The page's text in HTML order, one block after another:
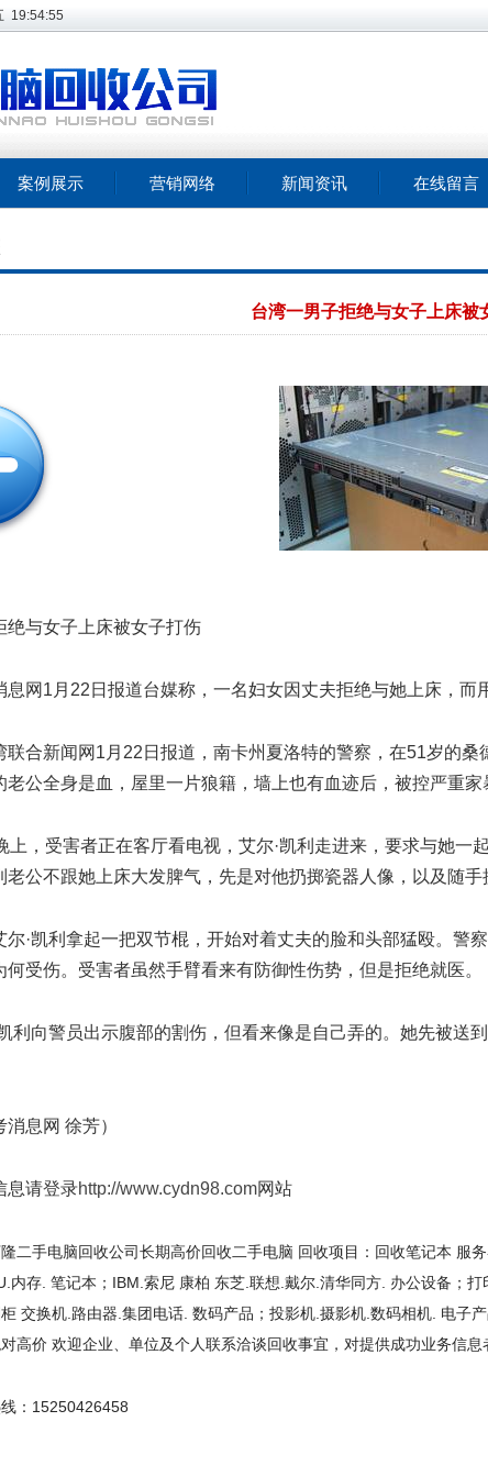
19:54:55
案例展示 营销网络 新闻资讯 在线留言
台湾一男子拒绝与女子上床被
绝与女子上床被女子打伤
息网1月22日报道台媒称，一名妇女因丈夫拒绝与她上床，而
联合新闻网1月22日报道，南卡州夏洛特的警察，在51岁的
老公全身是血，屋里一片狼籍，墙上也有血迹后，被控严重家
上，受害者正在客厅看电视，艾尔·凯利走进来，要求与她一
老公不跟她上床大发脾气，先是对他扔掷瓷器人像，以及随手
尔·凯利拿起一把双节棍，开始对着丈夫的脸和头部猛殴。警
何受伤。受害者虽然手臂看来有防御性伤势，但是拒绝就医。
利向警员出示腹部的割伤，但看来像是自己弄的。她先被送
消息网 徐芳）
息请登录http://www.cydn98.com网站
二手电脑回收公司长期高价回收二手电脑 回收项目：回收笔记本 服
内存. 笔记本；IBM.索尼 康柏 东芝.联想.戴尔.清华同方. 办公设备；
交换机.路由器.集团电话. 数码产品；投影机.摄影机.数码相机. 电子
对高价 欢迎企业、单位及个人联系洽谈回收事宜，对提供成功业务信息
：15250426458